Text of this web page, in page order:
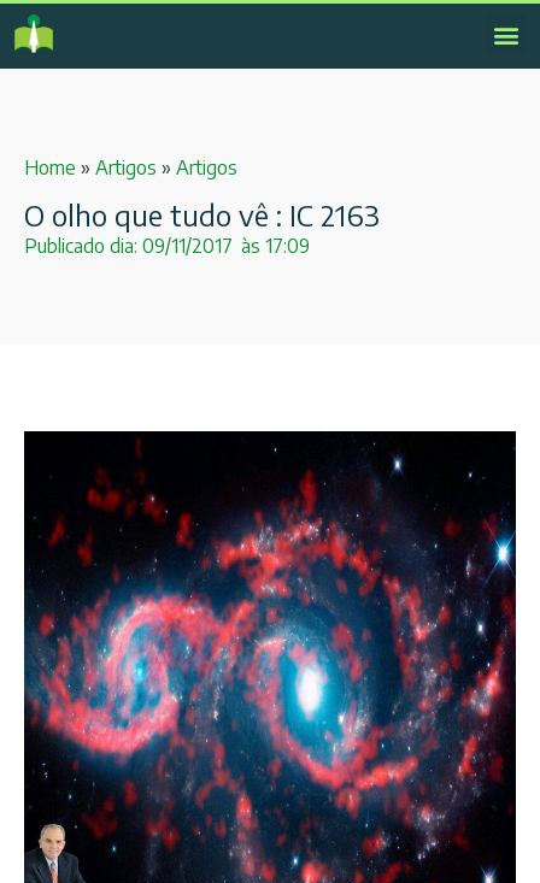
Home » Artigos » Artigos
O olho que tudo vê : IC 2163
Publicado dia: 09/11/2017 às 17:09